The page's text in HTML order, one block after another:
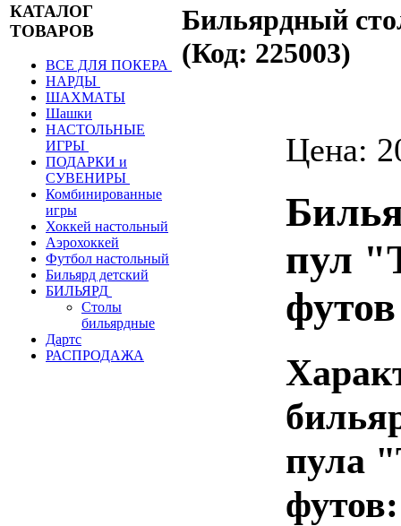
КАТАЛОГ
ТОВАРОВ
ВСЕ ДЛЯ ПОКЕРА
НАРДЫ
ШАХМАТЫ
Шашки
НАСТОЛЬНЫЕ
ИГРЫ
ПОДАРКИ и
СУВЕНИРЫ
Комбинированные
игры
Хоккей настольный
Аэрохоккей
Футбол настольный
Бильярд детский
БИЛЬЯРД
Столы
бильярдные
Дартс
РАСПРОДАЖА
Бильярдный
(Код: 225003)
Цена:
пул
футов
пула
футов: